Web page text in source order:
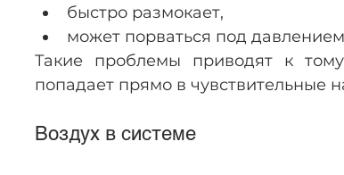
быстро размокает,
может порваться под
Такие проблемы приводят к
попадает прямо в чувствительные
Воздух в системе